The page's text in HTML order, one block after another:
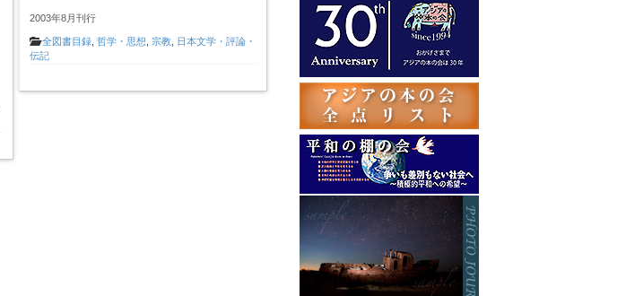
2003年8月刊行
全図書目録,哲学・思想,宗教, 日本文学・評論・
伝記